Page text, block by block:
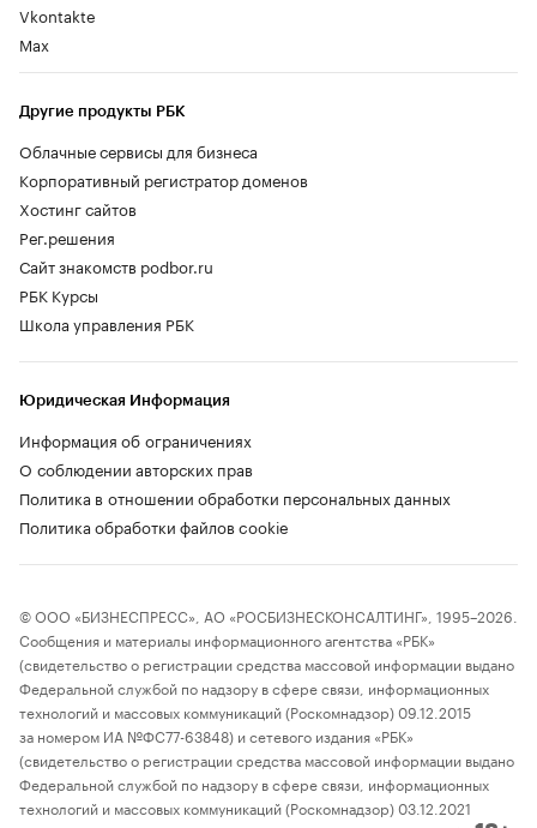
Vkontakte
Max
Другие продукты РБК
Облачные сервисы для бизнеса
Корпоративный регистратор доменов
Хостинг сайтов
Рег.решения
Сайт знакомств podbor.ru
РБК Курсы
Школа управления РБК
Юридическая Информация
Информация об ограничениях
О соблюдении авторских прав
Политика в отношении обработки персональных данных
Политика обработки файлов cookie
© ООО «БИЗНЕСПРЕСС», АО «РОСБИЗНЕСКОНСАЛТИНГ», 1995–2026.
Сообщения и материалы информационного агентства «РБК»
(свидетельство о регистрации средства массовой информации выдано
Федеральной службой по надзору в сфере связи, информационных
технологий и массовых коммуникаций (Роскомнадзор) 09.12.2015
за номером ИА №ФС77-63848) и сетевого издания «РБК»
(свидетельство о регистрации средства массовой информации выдано
Федеральной службой по надзору в сфере связи, информационных
технологий и массовых коммуникаций (Роскомнадзор) 03.12.2021